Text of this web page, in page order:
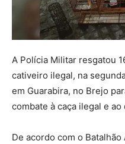
A Polícia Militar resgatou
cativeiro ilegal, na
em Guarabira, no Brejo
combate à caça ilegal e
De acordo com o